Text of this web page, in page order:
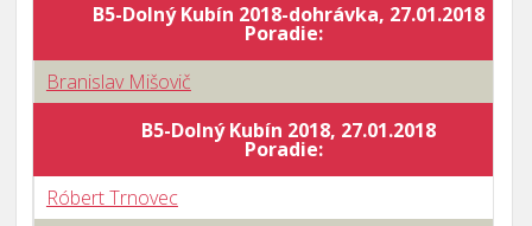
B5-Dolný Kubín 2018-dohrávka, 27.01.2018
Poradie:
Branislav Mišovič
B5-Dolný Kubín 2018, 27.01.2018
Poradie:
Róbert Trnovec